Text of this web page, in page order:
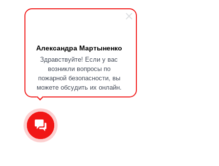
Александра Мартыненко
Здравствуйте! Если у вас
возникли вопросы по
пожарной безопасности, вы
можете обсудить их онлайн.